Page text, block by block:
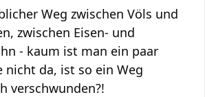
Weg zwischen Völs und
zwischen Eisen- und
- kaum ist man ein paar
nicht da, ist so ein Weg
verschwunden?!